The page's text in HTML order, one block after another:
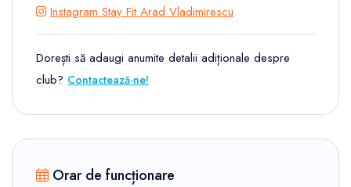
Instagram Stay Fit Arad Vladimirescu
Dorești să adaugi anumite detalii adiționale despre
club? Contactează-ne!
Orar de funcționare